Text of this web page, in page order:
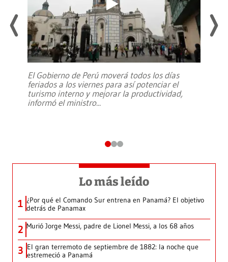
El Gobierno de Perú moverá todos los días
feriados a los viernes para así potenciar el
turismo interno y mejorar la productividad,
informó el ministro...
Lo más leído
1 ¿Por qué el Comando Sur entrena en Panamá? El objetivo
detrás de Panamax
2 Murió Jorge Messi, padre de Lionel Messi, a los 68 años
3 El gran terremoto de septiembre de 1882: la noche que
estremeció a Panamá